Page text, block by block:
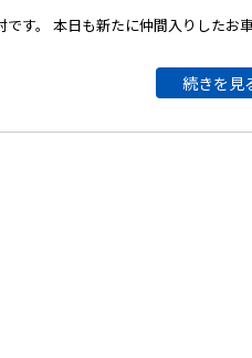
です。 本日も新たに仲間入りしたお
続きを見